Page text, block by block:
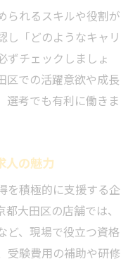
られるスキルや役割が
し「どのようなキャリ
ずチェックしましょ
区での活躍意欲や成長
選考でも有利に働きま
人の魅力
を積極的に支援する企
大田区の店舗では、
ど、現場で役立つ資格
受験費用の補助や研修